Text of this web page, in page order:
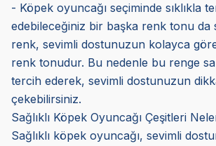
- Köpek oyuncağı seçiminde sıklıkla
edebileceğiniz bir başka renk tonu da
renk, sevimli dostunuzun kolayca
renk tonudur. Bu nedenle bu renge
tercih ederek, sevimli dostunuzun
çekebilirsiniz.
Sağlıklı Köpek Oyuncağı Çeşitleri
Sağlıklı köpek oyuncağı, sevimli